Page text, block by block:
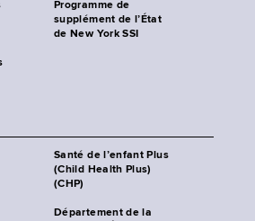
Programme de
supplément de l’État
de New York SSI
Santé de l’enfant Plus
(Child Health Plus)
(CHP)
Département de la